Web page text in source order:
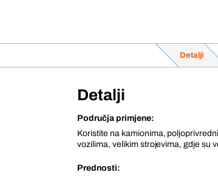
Detalji
Detalji
Područja primjene:
Koristite na kamionima,
vozilima, velikim strojevima, gdje su
Prednosti: